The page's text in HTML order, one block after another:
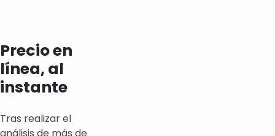
Precio en
línea, al
instante
Tras realizar el